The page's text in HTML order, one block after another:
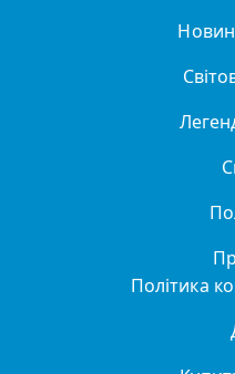
Політика